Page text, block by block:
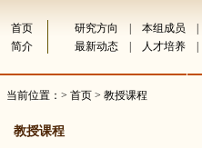
首页 研究方向 本组成员
简介
最新动态 人才培养
当前位置：> 首页 > 教授课程
教授课程